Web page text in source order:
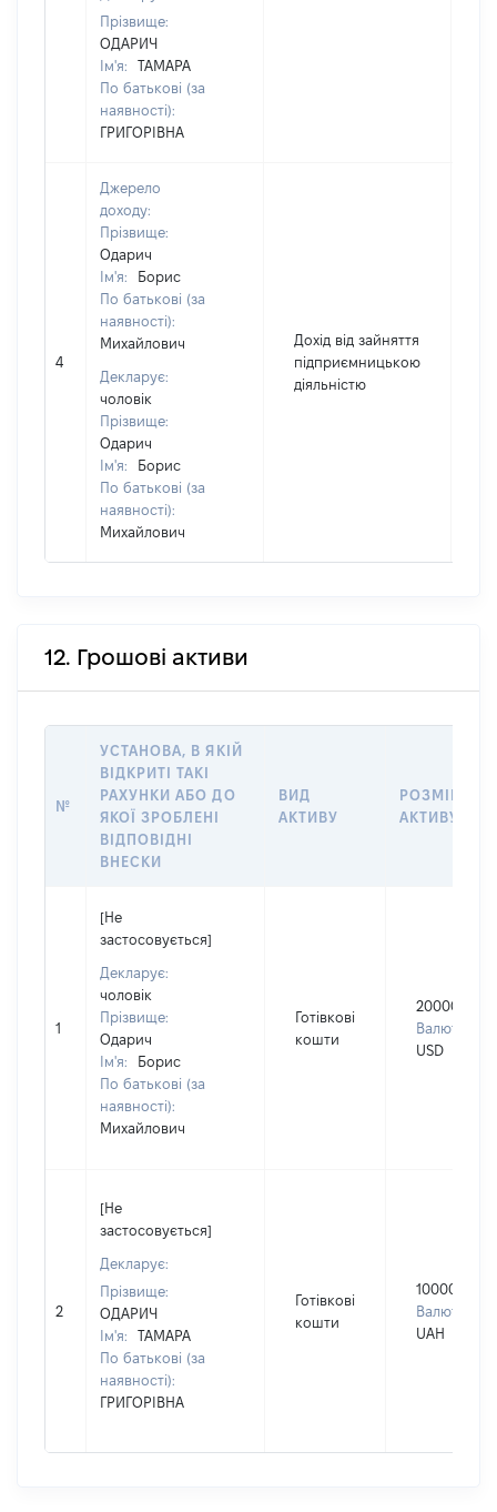
Прізвище:
ОДАРИЧ
Ім'я:
ТАМАРА
По батькові (за
наявності):
ГРИГОРІВНА
4
Джерело
доходу:
Прізвище:
Одарич
Ім'я:
Борис
По батькові (за
наявності):
Михайлович
Декларує:
чоловік
Прізвище:
Одарич
Ім'я:
Борис
По батькові (за
наявності):
Михайлович
Дохід від зайняття
підприємницькою
діяльністю
12. Грошові активи
№
УСТАНОВА, В ЯКІЙ
ВІДКРИТІ ТАКІ
РАХУНКИ АБО ДО
ЯКОЇ ЗРОБЛЕНІ
ВІДПОВІДНІ
ВНЕСКИ
ВИД
АКТИВУ
РОЗМІР
АКТИВУ
1
[Не
застосовується]
Декларує:
чоловік
Прізвище:
Одарич
Ім'я:
Борис
По батькові (за
наявності):
Михайлович
Готівкові
кошти
20000
Валюта:
USD
2
[Не
застосовується]
Декларує:
Прізвище:
ОДАРИЧ
Ім'я:
ТАМАРА
По батькові (за
наявності):
ГРИГОРІВНА
Готівкові
кошти
100000
Валюта:
UAH